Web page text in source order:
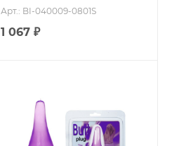
Арт.: BI-040009-0801S
1 067₽